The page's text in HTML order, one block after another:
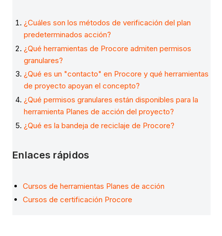
¿Cuáles son los métodos de verificación del plan
predeterminados acción?
¿Qué herramientas de Procore admiten permisos
granulares?
¿Qué es un "contacto" en Procore y qué herramientas
de proyecto apoyan el concepto?
¿Qué permisos granulares están disponibles para la
herramienta Planes de acción del proyecto?
¿Qué es la bandeja de reciclaje de Procore?
Enlaces rápidos
Cursos de herramientas Planes de acción
Cursos de certificación Procore